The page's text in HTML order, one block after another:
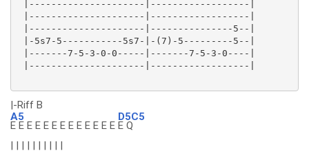
|---------------------|------------------|
|---------------------|------------------|
|---------------------|---------------5--|
|-5s7-5-----------5s7-|-(7)-5---------5--|
|-------7-5-3-0-0-----|-------7-5-3-0----|
|---------------------|------------------|
|-Riff B
A5
E E E E E E E E E E E E E
D5C5
E Q
| | | | | | | | | |